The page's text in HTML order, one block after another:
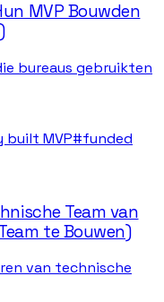
MVP Bouwden
bureaus gebruikten
built MVP#funded
Team van
te Bouwen)
van technische